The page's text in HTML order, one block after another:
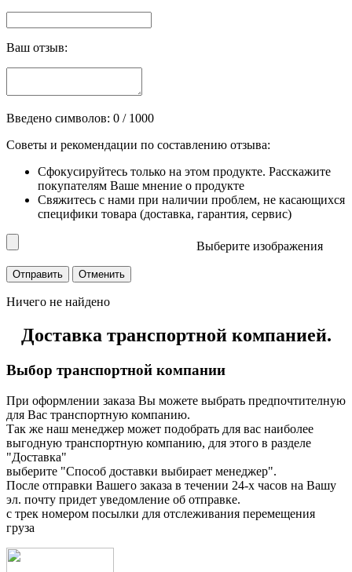
Ваш отзыв:
Введено символов: 0 / 1000
Советы и рекомендации по составлению отзыва:
Сфокусируйтесь только на этом продукте. Расскажите
покупателям Ваше мнение о продукте
Свяжитесь с нами при наличии проблем, не касающихся
специфики товара (доставка, гарантия, сервис)
Выберите изображения
Ничего не найдено
Доставка транспортной компанией.
Выбор транспортной компании
При оформлении заказа Вы можете выбрать предпочтителную
для Вас транспортную компанию.
Так же наш менеджер может подобрать для вас наиболее
выгодную транспортную компанию, для этого в разделе
"Доставка"
выберите "Способ доставки выбирает менеджер".
После отправки Вашего заказа в течении 24-х часов на Вашу
эл. почту придет уведомление об отправке.
с трек номером посылки для отслеживания перемещения
груза